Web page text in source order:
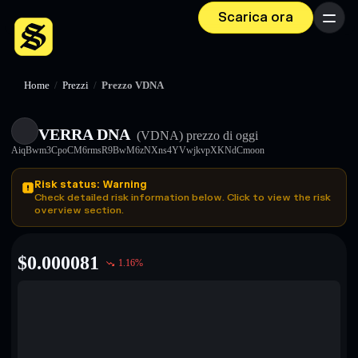
Scarica ora Menu
Home / Prezzi / Prezzo VDNA
VERRA DNA (VDNA) prezzo di oggi
AiqBwm3CpoCM6rmsR9BwM6zNXns4YVwjkvpXKNdCmoon
Risk status: Warning
Check detailed risk information below. Click to view the risk
overview section.
$0.000081 1.16%